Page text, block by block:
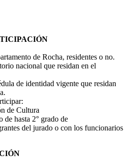
de Rocha, residentes o no.
nacional que residan en el
de identidad vigente que residan
de Cultura
de hasta 2° grado de
del jurado o con los funcionarios